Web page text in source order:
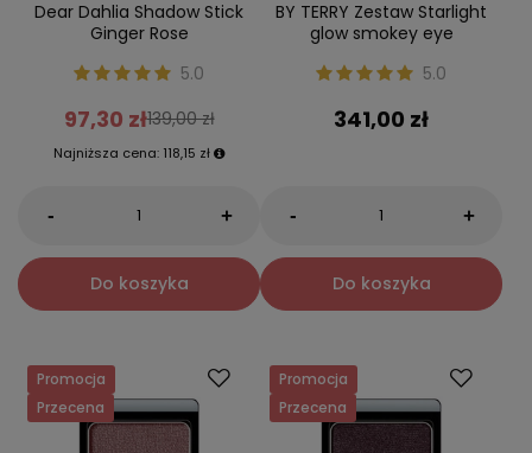
Dear Dahlia Shadow Stick
Ginger Rose
5.0
97,30 zł139,00 zł
Najniższa cena: 118,15 zł
- +
Do koszyka
BY TERRY Zestaw Starlight
glow smokey eye
5.0
341,00 zł
- +
Do koszyka
Promocja
Przecena
Promocja
Przecena